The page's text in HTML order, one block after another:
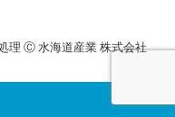
理 Ⓒ 水海道産業 株式会社